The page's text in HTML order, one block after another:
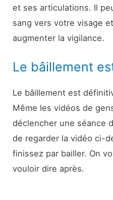
et ses articulations. Il
sang vers votre visage
augmenter la vigilance.
Le bâillement
Le bâillement est
Même les vidéos de
déclencher une séance
de regarder la vidéo ci-
finissez par bailler. On
vouloir dire après.